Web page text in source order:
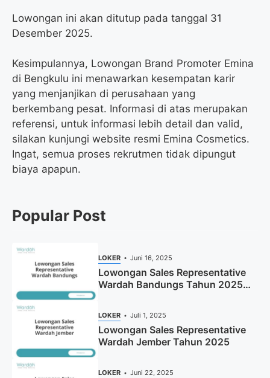
Lowongan ini akan ditutup pada tanggal 31
Desember 2025.
Kesimpulannya, Lowongan Brand Promoter Emina
di Bengkulu ini menawarkan kesempatan karir
yang menjanjikan di perusahaan yang
berkembang pesat. Informasi di atas merupakan
referensi, untuk informasi lebih detail dan valid,
silakan kunjungi website resmi Emina Cosmetics.
Ingat, semua proses rekrutmen tidak dipungut
biaya apapun.
Popular Post
LOKER Juni 16, 2025
Lowongan Sales Representative
Wardah Bandungs Tahun 2025
LOKER Juli 1, 2025
Lowongan Sales Representative
Wardah Jember Tahun 2025
LOKER Juni 22, 2025